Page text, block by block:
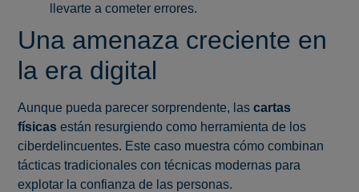
llevarte a cometer errores.
Una amenaza creciente en
la era digital
Aunque pueda parecer sorprendente, las cartas
físicas están resurgiendo como herramienta de los
ciberdelincuentes. Este caso muestra cómo combinan
tácticas tradicionales con técnicas modernas para
explotar la confianza de las personas.